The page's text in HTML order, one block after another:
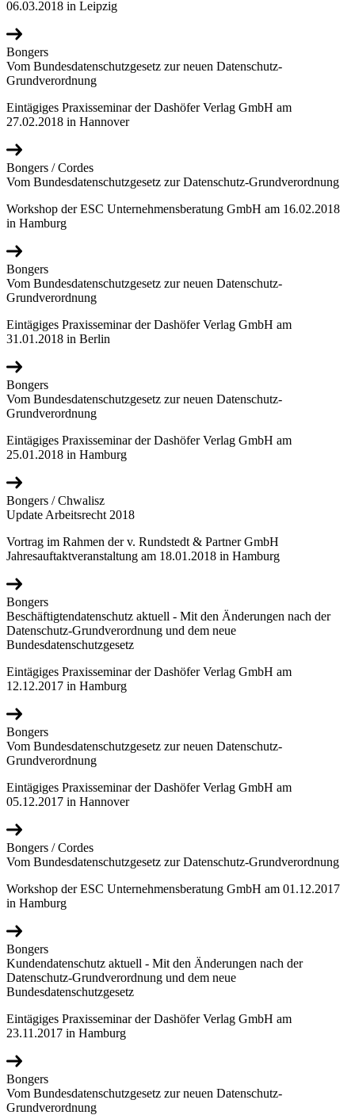
06.03.2018 in Leipzig
Bongers
Vom Bundesdatenschutzgesetz zur neuen Datenschutz-
Grundverordnung
Eintägiges Praxisseminar der Dashöfer Verlag GmbH am
27.02.2018 in Hannover
Bongers / Cordes
Vom Bundesdatenschutzgesetz zur Datenschutz-Grundverordnung
Workshop der ESC Unternehmensberatung GmbH am 16.02.2018
in Hamburg
Bongers
Vom Bundesdatenschutzgesetz zur neuen Datenschutz-
Grundverordnung
Eintägiges Praxisseminar der Dashöfer Verlag GmbH am
31.01.2018 in Berlin
Bongers
Vom Bundesdatenschutzgesetz zur neuen Datenschutz-
Grundverordnung
Eintägiges Praxisseminar der Dashöfer Verlag GmbH am
25.01.2018 in Hamburg
Bongers / Chwalisz
Update Arbeitsrecht 2018
Vortrag im Rahmen der v. Rundstedt & Partner GmbH
Jahresauftaktveranstaltung am 18.01.2018 in Hamburg
Bongers
Beschäftigtendatenschutz aktuell - Mit den Änderungen nach der
Datenschutz-Grundverordnung und dem neue
Bundesdatenschutzgesetz
Eintägiges Praxisseminar der Dashöfer Verlag GmbH am
12.12.2017 in Hamburg
Bongers
Vom Bundesdatenschutzgesetz zur neuen Datenschutz-
Grundverordnung
Eintägiges Praxisseminar der Dashöfer Verlag GmbH am
05.12.2017 in Hannover
Bongers / Cordes
Vom Bundesdatenschutzgesetz zur Datenschutz-Grundverordnung
Workshop der ESC Unternehmensberatung GmbH am 01.12.2017
in Hamburg
Bongers
Kundendatenschutz aktuell - Mit den Änderungen nach der
Datenschutz-Grundverordnung und dem neue
Bundesdatenschutzgesetz
Eintägiges Praxisseminar der Dashöfer Verlag GmbH am
23.11.2017 in Hamburg
Bongers
Vom Bundesdatenschutzgesetz zur neuen Datenschutz-
Grundverordnung